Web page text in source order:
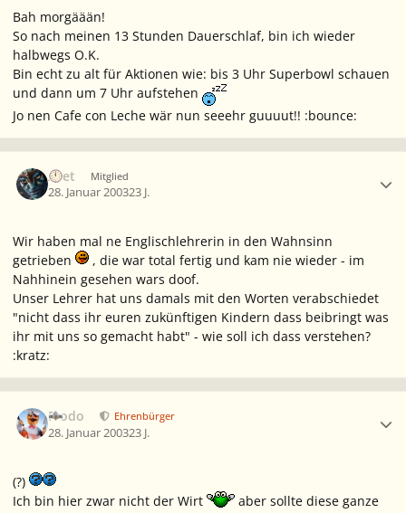
Bah morgäään!
So nach meinen 13 Stunden Dauerschlaf, bin ich wieder
halbwegs O.K.
Bin echt zu alt für Aktionen wie: bis 3 Uhr Superbowl schauen
und dann um 7 Uhr aufstehen
Jo nen Cafe con Leche wär nun seeehr guuuut!! :bounce:
Aset Mitglied
28. Januar 200323 J.
Wir haben mal ne Englischlehrerin in den Wahnsinn
getrieben
, die war total fertig und kam nie wieder - im
Nahhinein gesehen wars doof.
Unser Lehrer hat uns damals mit den Worten verabschiedet
"nicht dass ihr euren zukünftigen Kindern dass beibringt was
ihr mit uns so gemacht habt" - wie soll ich dass verstehen?
:kratz:
Frodo Ehrenbürger
28. Januar 200323 J.
(?)
Ich bin hier zwar nicht der Wirt
aber sollte diese ganze